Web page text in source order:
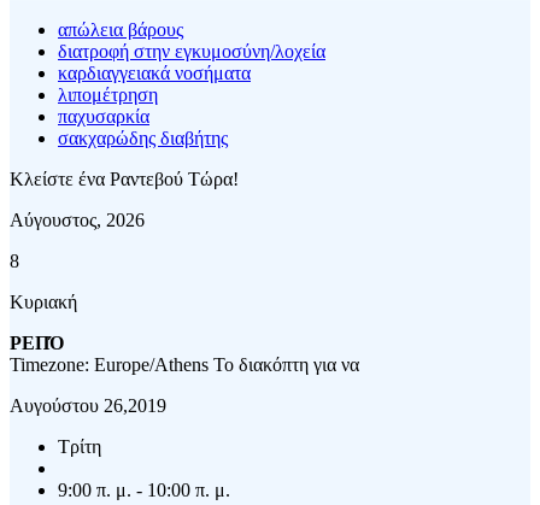
απώλεια βάρους
διατροφή στην εγκυμοσύνη/λοχεία
καρδιαγγειακά νοσήματα
λιπομέτρηση
παχυσαρκία
σακχαρώδης διαβήτης
Κλείστε ένα Ραντεβού Τώρα!
Αύγουστος, 2026
8
Κυριακή
ΡΕΠΌ
Timezone: Europe/Athens Το διακόπτη για να
Αυγούστου 26,2019
Τρίτη
9:00 π. μ. - 10:00 π. μ.